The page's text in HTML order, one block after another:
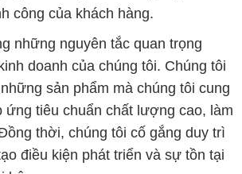
công của khách hàng.
những nguyên tắc quan trọng
doanh của chúng tôi. Chúng tôi
sản phẩm mà chúng tôi cung
ứng tiêu chuẩn chất lượng cao, làm
thời, chúng tôi cố gắng duy trì
điều kiện phát triển và sự tồn tại